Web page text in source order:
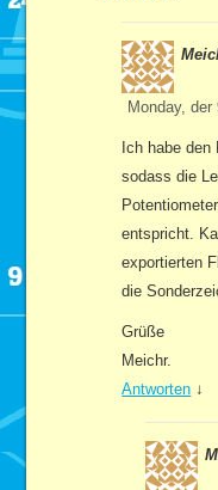
Monday,
Ich habe
sodass die
entspricht.
exportierten
die
Grüße
Meichr.
Antworten ↓